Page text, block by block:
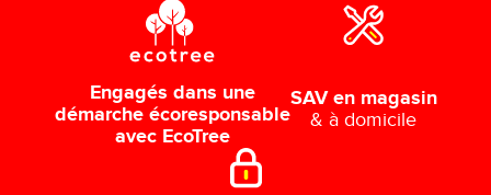
Engagés dans une
démarche écoresponsable
avec EcoTree
SAV en magasin
& à domicile